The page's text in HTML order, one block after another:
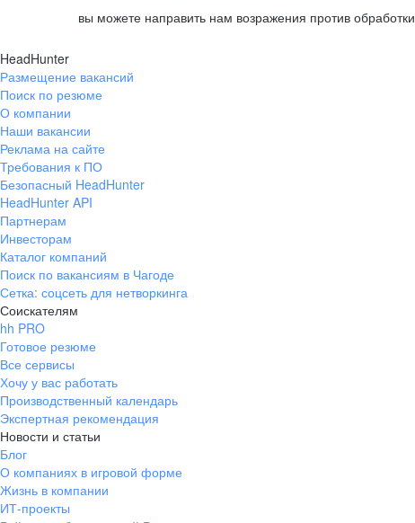
вы можете направить нам возражения против
HeadHunter
Размещение вакансий
Поиск по резюме
О компании
Наши вакансии
Реклама на сайте
Требования к ПО
Безопасный HeadHunter
HeadHunter API
Партнерам
Инвесторам
Каталог компаний
Поиск по вакансиям в Чагоде
Сетка: соцсеть для нетворкинга
Соискателям
hh PRO
Готовое резюме
Все сервисы
Хочу у вас работать
Производственный календарь
Экспертная рекомендация
Новости и статьи
Блог
О компаниях в игровой форме
Жизнь в компании
ИТ-проекты